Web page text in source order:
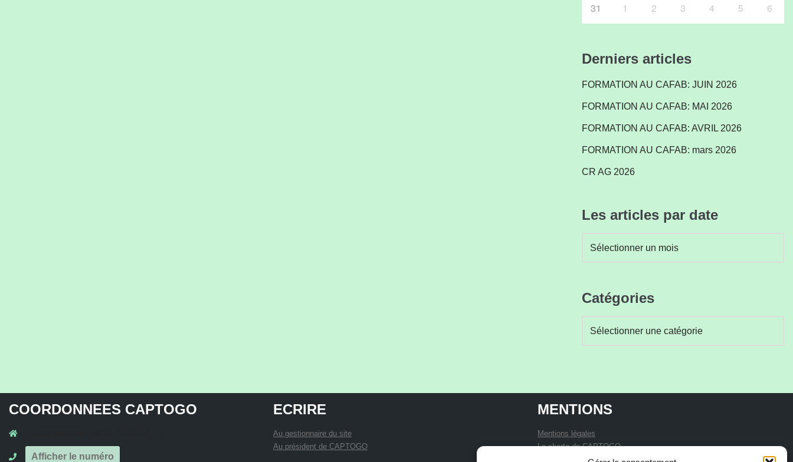
31 1 2 3 4 5 6
Derniers articles
FORMATION AU CAFAB: JUIN 2026
FORMATION AU CAFAB: MAI 2026
FORMATION AU CAFAB: AVRIL 2026
FORMATION AU CAFAB: mars 2026
CR AG 2026
Les articles par date
Catégories
COORDONNEES CAPTOGO
Afficher le numéro
ECRIRE
Au gestionnaire du site
Au président de CAPTOGO
MENTIONS
Mentions légales
La charte de CAPTOGO
Statuts de l'association